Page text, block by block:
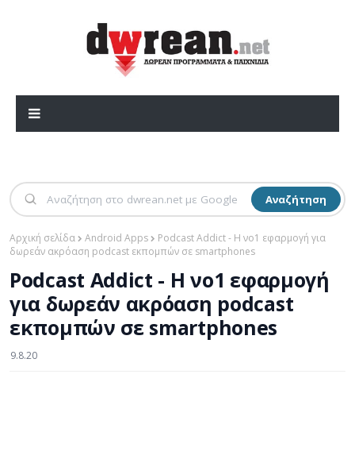
Αναζήτηση
Αρχική σελίδα Android Apps
Podcast Addict - Η νο1 εφαρμογή για
δωρεάν ακρόαση podcast εκπομπών σε smartphones
Podcast Addict - Η νο1 εφαρμογή
για δωρεάν ακρόαση podcast
εκπομπών σε smartphones
9.8.20